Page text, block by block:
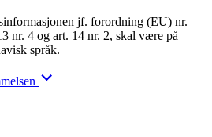
jf. forordning (EU) nr.
nr. 4 og art. 14 nr. 2, skal være på
språk.